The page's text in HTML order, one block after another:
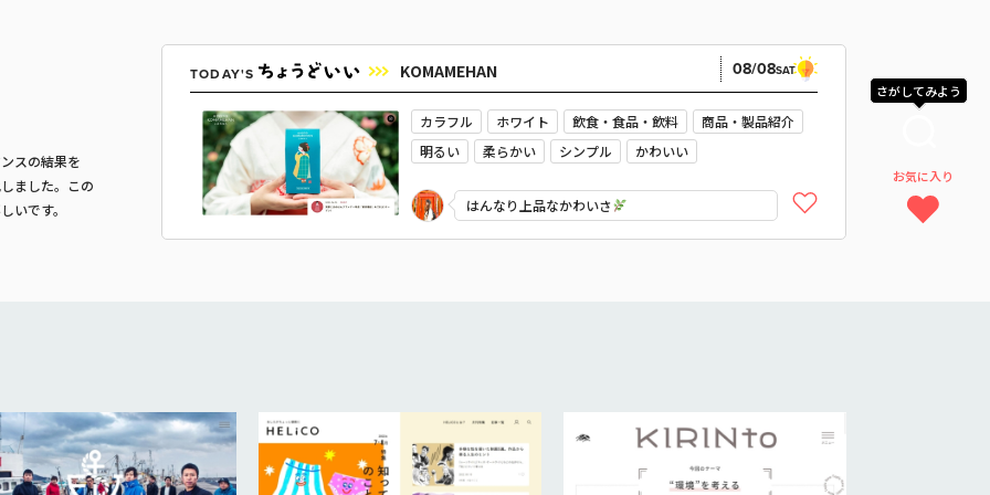
スの結果を
ました。この
いです。
TODAY'S KOMAMEHAN 08/08SAT
カラフル ホワイト 飲食・食品・飲料
商品・製品紹介
明るい
柔らかい シンプル
かわいい
はんなり上品なかわいさ
さがしてみよう
お気に入り